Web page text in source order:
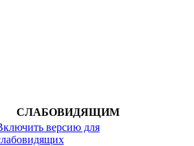
СЛАБОВИДЯЩИМ
версию для